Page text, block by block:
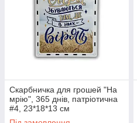
Скарбничка для грошей "На
мрію", 365 днів, патріотична
#4, 23*18*13 см